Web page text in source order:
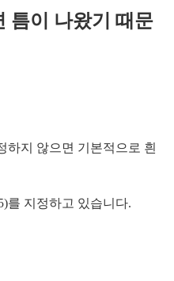
틈이 나왔기 때문
하지 않으면 기본적으로 흰
를 지정하고 있습니다.